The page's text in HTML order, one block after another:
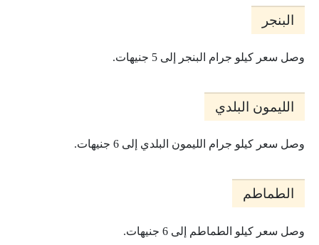
البنجر
وصل سعر كيلو جرام البنجر إلى 5 جنيهات.
الليمون البلدي
وصل سعر كيلو جرام الليمون البلدي إلى 6 جنيهات.
الطماطم
وصل سعر كيلو الطماطم إلى 6 جنيهات.